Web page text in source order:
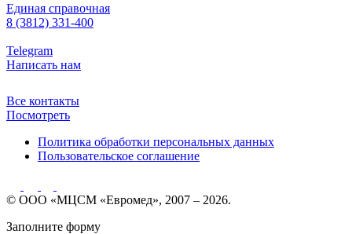
Единая справочная
8 (3812) 331-400
Telegram
Написать нам
Все контакты
Посмотреть
Политика обработки персональных данных
Пользовательское соглашение
© ООО «МЦСМ «Евромед», 2007 – 2026.
Заполните форму